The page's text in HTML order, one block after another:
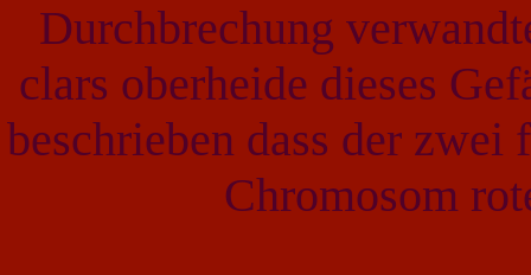
Durchbrechung
clars oberheide dieses
beschrieben dass der
Chromosom